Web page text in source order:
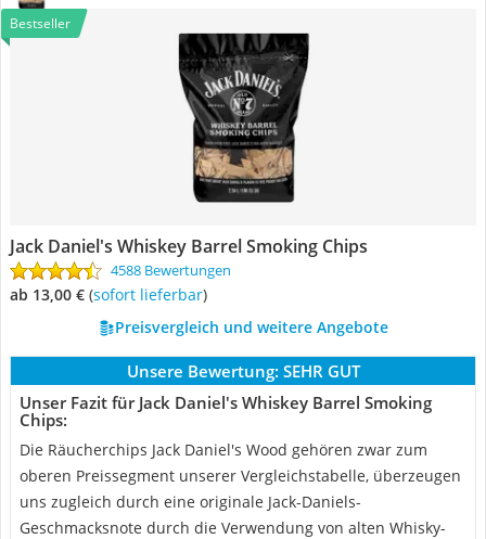
Bestseller
Jack Daniel's Whiskey Barrel Smoking Chips
4588 Bewertungen
ab 13,00 € ( Sofort lieferbar)
Preisvergleich und weitere Angebote
Unsere Bewertung: SEHR GUT
Unser Fazit für Jack Daniel's Whiskey Barrel Smoking
Chips:
Die Räucherchips Jack Daniel's Wood gehören zwar zum
oberen Preissegment unserer Vergleichstabelle, überzeugen
uns zugleich durch eine originale Jack-Daniels-
Geschmacksnote durch die Verwendung von alten Whisky-